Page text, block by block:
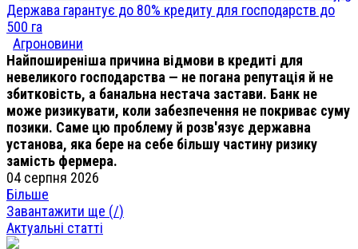
Держава гарантує до 80% кредиту для господарств до
500 га
Агроновини
Найпоширеніша причина відмови в кредиті для
невеликого господарства — не погана репутація й не
збитковість, а банальна нестача застави. Банк не
може ризикувати, коли забезпечення не покриває суму
позики. Саме цю проблему й розв'язує державна
установа, яка бере на себе більшу частину ризику
замість фермера.
04 серпня 2026
Більше
Завантажити ще (/)
Актуальні статті